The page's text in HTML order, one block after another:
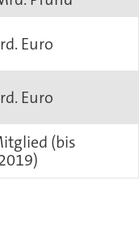
Euro
Euro
(bis